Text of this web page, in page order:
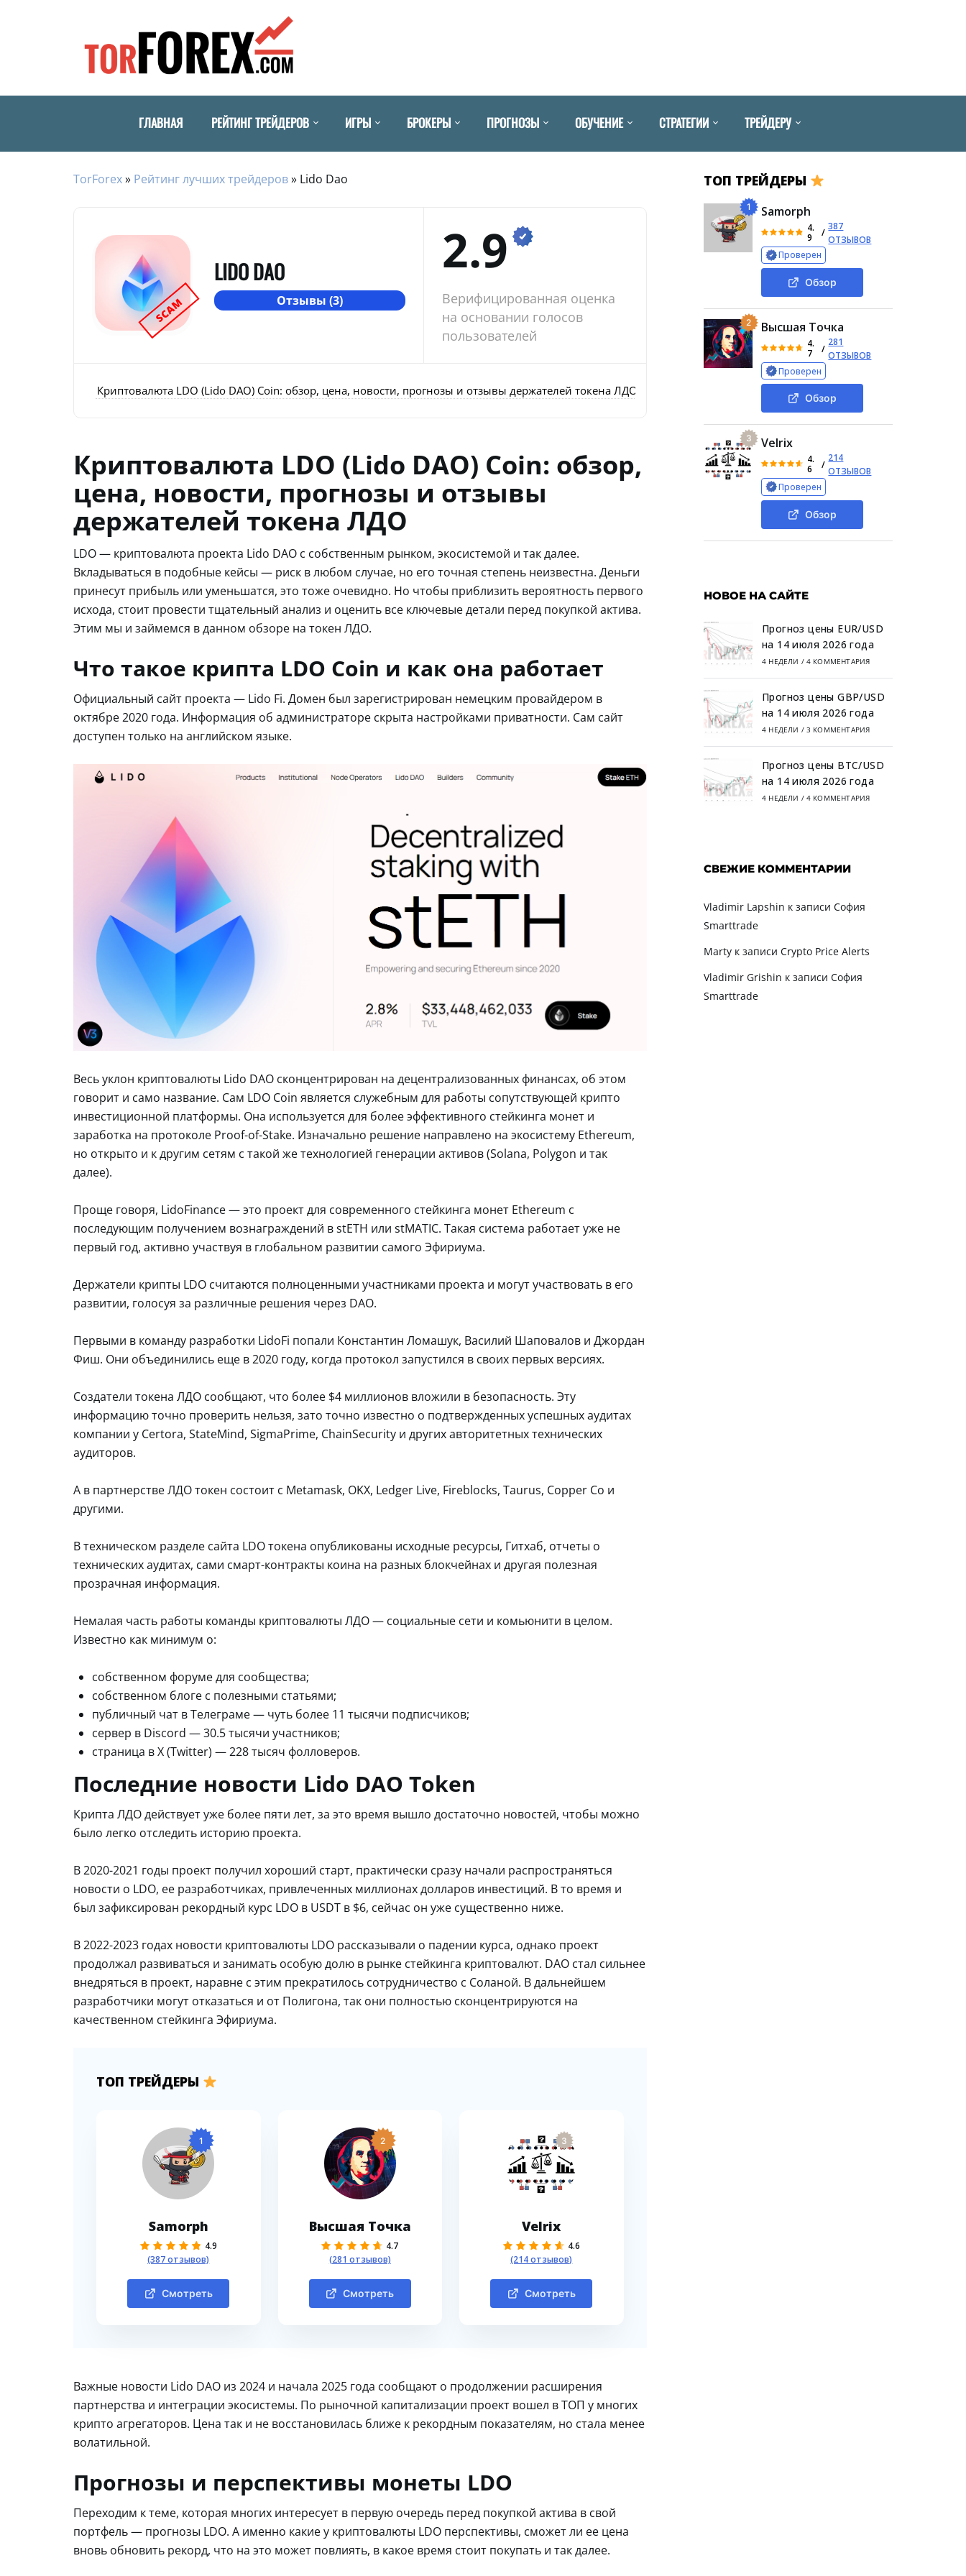
ГЛАВНАЯ РЕЙТИНГ ТРЕЙДЕРОВ ИГРЫ БРОКЕРЫ ПРОГНОЗЫ ОБУЧЕНИЕ СТРАТЕГИИ ТРЕЙДЕРУ
TorForex» Рейтинг лучших трейдеров» Lido Dao
SCAM
LIDO DAO
Отзывы (3)
2.9
Верифицированная оценка
на основании голосов
пользователей
Криптовалюта LDO (Lido DAO) Coin: обзор, цена, новости, прогнозы и отзывы держателей токена ЛДО Что такое крипта LDO Coin и как она работает
Криптовалюта LDO (Lido DAO) Coin: обзор,
цена, новости, прогнозы и отзывы
держателей токена ЛДО
LDO — криптовалюта проекта Lido DAO с собственным рынком, экосистемой и так далее.
Вкладываться в подобные кейсы — риск в любом случае, но его точная степень неизвестна. Деньги
принесут прибыль или уменьшатся, это тоже очевидно. Но чтобы приблизить вероятность первого
исхода, стоит провести тщательный анализ и оценить все ключевые детали перед покупкой актива.
Этим мы и займемся в данном обзоре на токен ЛДО.
Что такое крипта LDO Coin и как она работает
Официальный сайт проекта — Lido Fi. Домен был зарегистрирован немецким провайдером в
октябре 2020 года. Информация об администраторе скрыта настройками приватности. Сам сайт
доступен только на английском языке.
Весь уклон криптовалюты Lido DAO сконцентрирован на децентрализованных финансах, об этом
говорит и само название. Сам LDO Coin является служебным для работы сопутствующей крипто
инвестиционной платформы. Она используется для более эффективного стейкинга монет и
заработка на протоколе Proof-of-Stake. Изначально решение направлено на экосистему Ethereum,
но открыто и к другим сетям с такой же технологией генерации активов (Solana, Polygon и так
далее).
Проще говоря, LidoFinance — это проект для современного стейкинга монет Ethereum с
последующим получением вознаграждений в stETH или stMATIC. Такая система работает уже не
первый год, активно участвуя в глобальном развитии самого Эфириума.
Держатели крипты LDO считаются полноценными участниками проекта и могут участвовать в его
развитии, голосуя за различные решения через DAO.
Первыми в команду разработки LidoFi попали Константин Ломашук, Василий Шаповалов и Джордан
Фиш. Они объединились еще в 2020 году, когда протокол запустился в своих первых версиях.
Создатели токена ЛДО сообщают, что более $4 миллионов вложили в безопасность. Эту
информацию точно проверить нельзя, зато точно известно о подтвержденных успешных аудитах
компании у Certora, StateMind, SigmaPrime, ChainSecurity и других авторитетных технических
аудиторов.
А в партнерстве ЛДО токен состоит с Metamask, OKX, Ledger Live, Fireblocks, Taurus, Copper Co и
другими.
В техническом разделе сайта LDO токена опубликованы исходные ресурсы, Гитхаб, отчеты о
технических аудитах, сами смарт-контракты коина на разных блокчейнах и другая полезная
прозрачная информация.
Немалая часть работы команды криптовалюты ЛДО — социальные сети и комьюнити в целом.
Известно как минимум о:
собственном форуме для сообщества;
собственном блоге с полезными статьями;
публичный чат в Телеграме — чуть более 11 тысячи подписчиков;
сервер в Discord — 30.5 тысячи участников;
страница в X (Twitter) — 228 тысяч фолловеров.
Последние новости Lido DAO Token
Крипта ЛДО действует уже более пяти лет, за это время вышло достаточно новостей, чтобы можно
было легко отследить историю проекта.
В 2020-2021 годы проект получил хороший старт, практически сразу начали распространяться
новости о LDO, ее разработчиках, привлеченных миллионах долларов инвестиций. В то время и
был зафиксирован рекордный курс LDO в USDT в $6, сейчас он уже существенно ниже.
В 2022-2023 годах новости криптовалюты LDO рассказывали о падении курса, однако проект
продолжал развиваться и занимать особую долю в рынке стейкинга криптовалют. DAO стал сильнее
внедряться в проект, наравне с этим прекратилось сотрудничество с Соланой. В дальнейшем
разработчики могут отказаться и от Полигона, так они полностью сконцентрируются на
качественном стейкинга Эфириума.
ТОП ТРЕЙДЕРЫ
1
Samorph
4.9
(387 отзывов)
Смотреть
2
Высшая Точка
4.7
(281 отзывов)
Смотреть
3
Velrix
4.6
(214 отзывов)
Смотреть
Важные новости Lido DAO из 2024 и начала 2025 года сообщают о продолжении расширения
партнерства и интеграции экосистемы. По рыночной капитализации проект вошел в ТОП у многих
крипто агрегаторов. Цена так и не восстановилась ближе к рекордным показателям, но стала менее
волатильной.
Прогнозы и перспективы монеты LDO
Переходим к теме, которая многих интересует в первую очередь перед покупкой актива в свой
портфель — прогнозы LDO. А именно какие у криптовалюты LDO перспективы, сможет ли ее цена
вновь обновить рекорд, что на это может повлиять, в какое время стоит покупать и так далее.
ТОП ТРЕЙДЕРЫ
1 Samorph
4.
9
/
387
ОТЗЫВОВ
Проверен
Обзор
2 Высшая Точка
4.
7
/
281
ОТЗЫВОВ
Проверен
Обзор
3 Velrix
4.
6
/
214
ОТЗЫВОВ
Проверен
Обзор
НОВОЕ НА САЙТЕ
Прогноз цены EUR/USD
на 14 июля 2026 года
4 НЕДЕЛИ / 4 КОММЕНТАРИЯ
Прогноз цены GBP/USD
на 14 июля 2026 года
4 НЕДЕЛИ / 3 КОММЕНТАРИЯ
Прогноз цены BTC/USD
на 14 июля 2026 года
4 НЕДЕЛИ / 4 КОММЕНТАРИЯ
СВЕЖИЕ КОММЕНТАРИИ
Vladimir Lapshin к записи София
Smarttrade
Martyк записи Crypto Price Alerts
Vladimir Grishin к записи София
Smarttrade